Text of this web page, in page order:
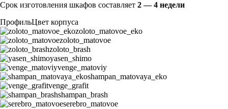
Срок изготовления шкафов составляет 2 — 4 недели
ПрофильЦвет корпуса
zoloto_matovoe_eko
zoloto_matovoe
zoloto_brash
yasen_shimo
venge_matoviy
shampan_matovaya_eko
venge_grafit
shampan_brash
serebro_matovoe